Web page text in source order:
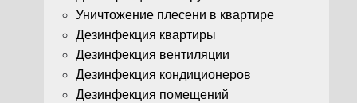
Уничтожение плесени в квартире
Дезинфекция квартиры
Дезинфекция вентиляции
Дезинфекция кондиционеров
Дезинфекция помещений